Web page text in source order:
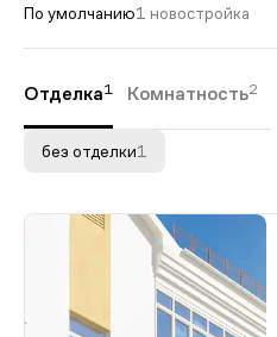
По умолчанию1 новостройка
Отделка1 Комнатность2
без отделки1